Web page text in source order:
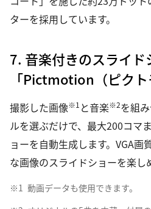
ターを採用しています。
7. 音楽付きのスライド
「Pictmotion（ピクト
撮影した画像※1 と音楽※2を組
ルを選ぶだけで、最大200コマ
ョーを自動生成します。VGA画
な画像のスライドショーを楽し
※1 動画データも使用できます。